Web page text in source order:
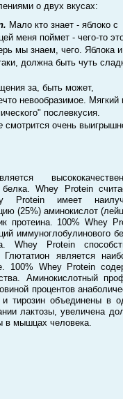
о двух вкусах:
Мало кто знает - яблоко с
меня поймет - чего-то
мы знаем, чего. Яблока и
должна быть чуть
за, быть может,
невообразимое. Мягкий
послевкусия.
смотрится очень
Whey Protein
Protein имеет
(25%) аминокислот
протеина. 100% Whey
иммуноглобулинового
Whey Protein
Глютатион является
100% Whey Protein
Аминокислотный
процентов
и тирозин объединены в
лактозы, увеличена
в мышцах человека.